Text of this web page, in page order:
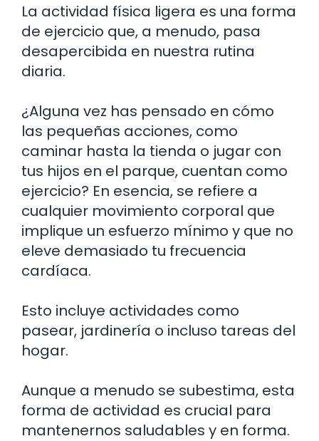
La actividad física ligera es una forma
de ejercicio que, a menudo, pasa
desapercibida en nuestra rutina
diaria.
¿Alguna vez has pensado en cómo
las pequeñas acciones, como
caminar hasta la tienda o jugar con
tus hijos en el parque, cuentan como
ejercicio? En esencia, se refiere a
cualquier movimiento corporal que
implique un esfuerzo mínimo y que no
eleve demasiado tu frecuencia
cardíaca.
Esto incluye actividades como
pasear, jardinería o incluso tareas del
hogar.
Aunque a menudo se subestima, esta
forma de actividad es crucial para
mantenernos saludables y en forma.